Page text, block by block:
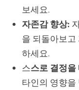
보세요.
자존감 향상:
을 되돌아보고
하세요.
스스로 결정
타인의 영향